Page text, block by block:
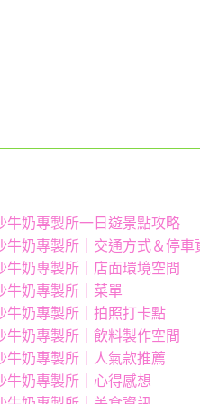
牛奶專製所一日遊景點攻略
牛奶專製所｜交通方式＆停車
牛奶專製所｜店面環境空間
牛奶專製所｜菜單
牛奶專製所｜拍照打卡點
牛奶專製所｜飲料製作空間
牛奶專製所｜人氣款推薦
牛奶專製所｜心得感想